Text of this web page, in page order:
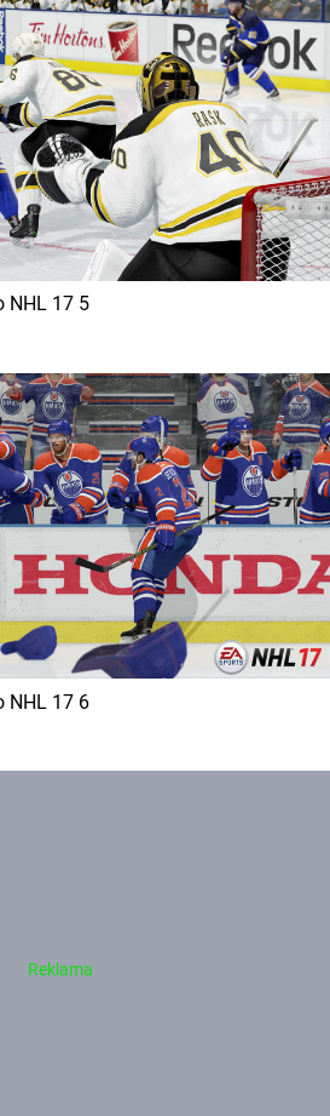
NHL 17 5
NHL 17 6